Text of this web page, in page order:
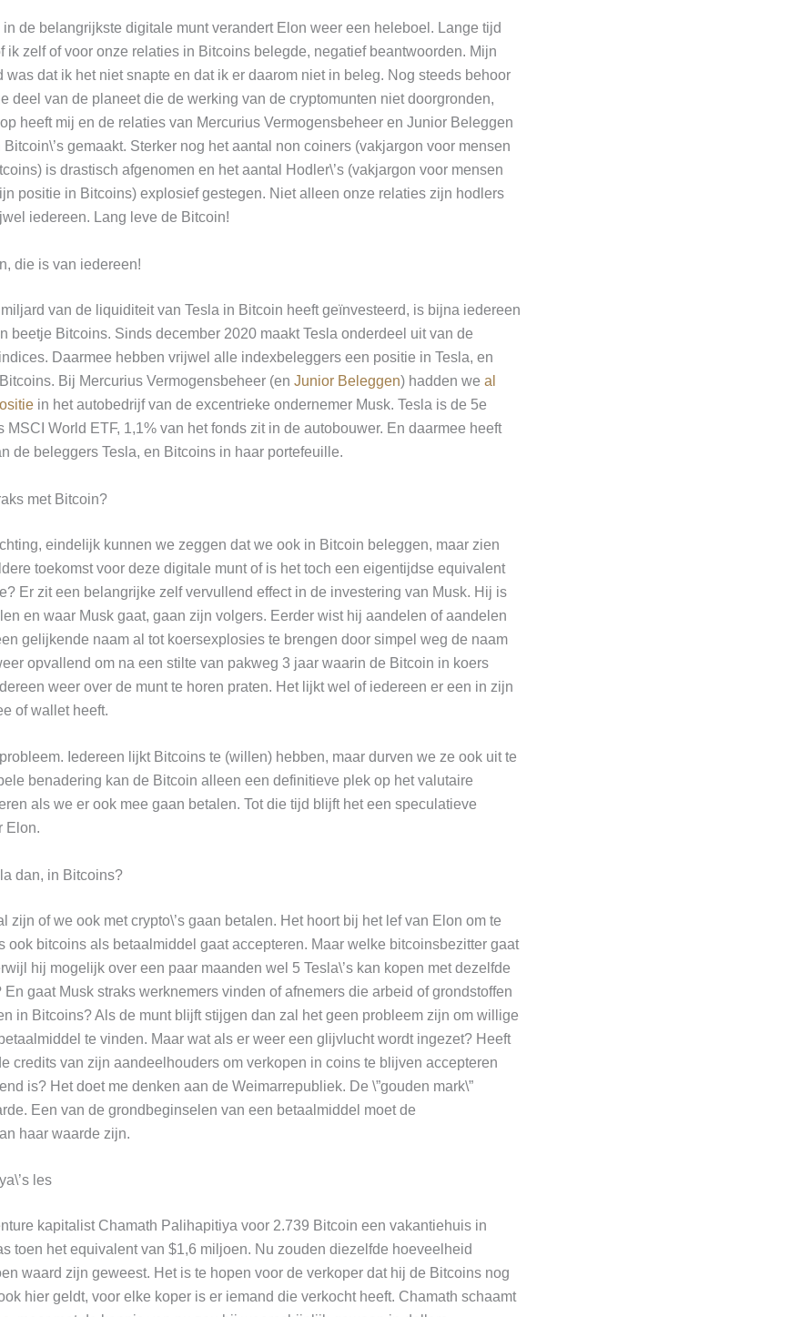
de belangrijkste digitale munt verandert Elon weer een heleboel. Lange tijd
ik zelf of voor onze relaties in Bitcoins belegde, negatief beantwoorden. Mijn
was dat ik het niet snapte en dat ik er daarom niet in beleg. Nog steeds behoor
deel van de planeet die de werking van de cryptomunten niet doorgronden,
heeft mij en de relaties van Mercurius Vermogensbeheer en Junior Beleggen
gemaakt. Sterker nog het aantal non coiners (vakjargon voor mensen
is drastisch afgenomen en het aantal Hodler\’s (vakjargon voor mensen
positie in Bitcoins) explosief gestegen. Niet alleen onze relaties zijn hodlers
iedereen. Lang leve de Bitcoin!
die is van iedereen!
van de liquiditeit van Tesla in Bitcoin heeft geïnvesteerd, is bijna iedereen
beetje Bitcoins. Sinds december 2020 maakt Tesla onderdeel uit van de
Daarmee hebben vrijwel alle indexbeleggers een positie in Tesla, en
Bij Mercurius Vermogensbeheer (en Junior Beleggen) hadden we al
in het autobedrijf van de excentrieke ondernemer Musk. Tesla is de 5e
MSCI World ETF, 1,1% van het fonds zit in de autobouwer. En daarmee heeft
de beleggers Tesla, en Bitcoins in haar portefeuille.
met Bitcoin?
eindelijk kunnen we zeggen dat we ook in Bitcoin beleggen, maar zien
toekomst voor deze digitale munt of is het toch een eigentijdse equivalent
Er zit een belangrijke zelf vervullend effect in de investering van Musk. Hij is
en waar Musk gaat, gaan zijn volgers. Eerder wist hij aandelen of aandelen
gelijkende naam al tot koersexplosies te brengen door simpel weg de naam
opvallend om na een stilte van pakweg 3 jaar waarin de Bitcoin in koers
weer over de munt te horen praten. Het lijkt wel of iedereen er een in zijn
of wallet heeft.
Iedereen lijkt Bitcoins te (willen) hebben, maar durven we ze ook uit te
benadering kan de Bitcoin alleen een definitieve plek op het valutaire
als we er ook mee gaan betalen. Tot die tijd blijft het een speculatieve
Elon.
dan, in Bitcoins?
zijn of we ook met crypto\’s gaan betalen. Het hoort bij het lef van Elon om te
ook bitcoins als betaalmiddel gaat accepteren. Maar welke bitcoinsbezitter gaat
hij mogelijk over een paar maanden wel 5 Tesla\’s kan kopen met dezelfde
gaat Musk straks werknemers vinden of afnemers die arbeid of grondstoffen
in Bitcoins? Als de munt blijft stijgen dan zal het geen probleem zijn om willige
te vinden. Maar wat als er weer een glijvlucht wordt ingezet? Heeft
credits van zijn aandeelhouders om verkopen in coins te blijven accepteren
is? Het doet me denken aan de Weimarrepubliek. De \”gouden mark\”
Een van de grondbeginselen van een betaalmiddel moet de
haar waarde zijn.
les
kapitalist Chamath Palihapitiya voor 2.739 Bitcoin een vakantiehuis in
toen het equivalent van $1,6 miljoen. Nu zouden diezelfde hoeveelheid
waard zijn geweest. Het is te hopen voor de verkoper dat hij de Bitcoins nog
hier geldt, voor elke koper is er iemand die verkocht heeft. Chamath schaamt